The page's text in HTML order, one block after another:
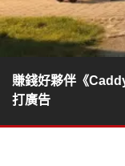
賺錢好夥伴《
打廣告